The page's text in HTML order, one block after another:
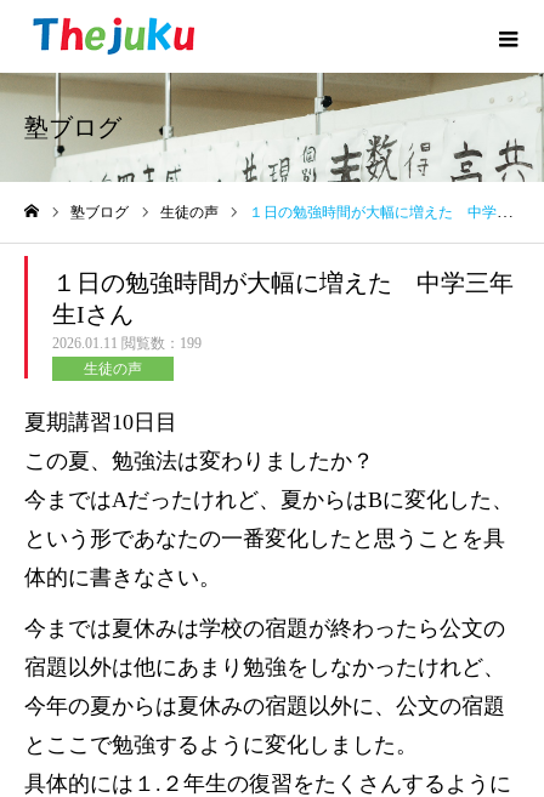
塾ブログ
塾ブログ 生徒の声 １日の勉強時間が大幅に増えた 中学三年生Iさん
１日の勉強時間が大幅に増えた 中学三年
生Iさん
2026.01.11 閲覧数：199
生徒の声
夏期講習10日目
この夏、勉強法は変わりましたか？
今まではAだったけれど、夏からはBに変化した、
という形であなたの一番変化したと思うことを具
体的に書きなさい。
今までは夏休みは学校の宿題が終わったら公文の
宿題以外は他にあまり勉強をしなかったけれど、
今年の夏からは夏休みの宿題以外に、公文の宿題
とここで勉強するように変化しました。
具体的には１.２年生の復習をたくさんするように